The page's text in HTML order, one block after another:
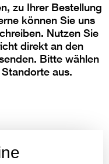
zu Ihrer Bestellung
können Sie uns
Nutzen Sie
direkt an den
Bitte wählen
aus.